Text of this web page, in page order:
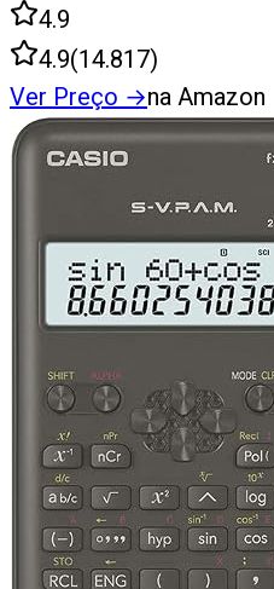
4.9
4.9(14.817)
Ver Preço →na Amazon